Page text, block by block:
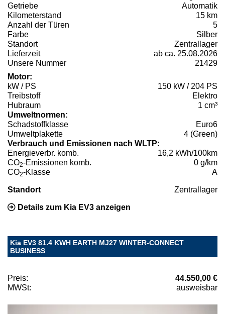
Getriebe
Automatik
Kilometerstand
15 km
Anzahl der Türen
5
Farbe
Silber
Standort
Zentrallager
Lieferzeit
ab ca. 25.08.2026
Unsere Nummer
21429
Motor:
kW / PS
150 kW / 204 PS
Treibstoff
Elektro
Hubraum
1 cm³
Umweltnormen:
Schadstoffklasse
Euro6
Umweltplakette
4 (Green)
Verbrauch und Emissionen nach WLTP:
Energieverbr. komb.
16,2 kWh/100km
CO2-Emissionen komb.
0 g/km
CO2-Klasse A
Standort Zentrallager
Details zum Kia EV3 anzeigen
Kia EV3 81.4 KWH EARTH MJ27 WINTER-CONNECT
BUSINESS
Preis:
44.550,00 €
MWSt:
ausweisbar